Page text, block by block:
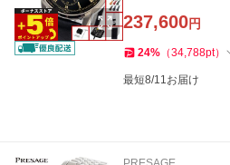
237,600円
24% （34,788pt）
最短8/11お届け